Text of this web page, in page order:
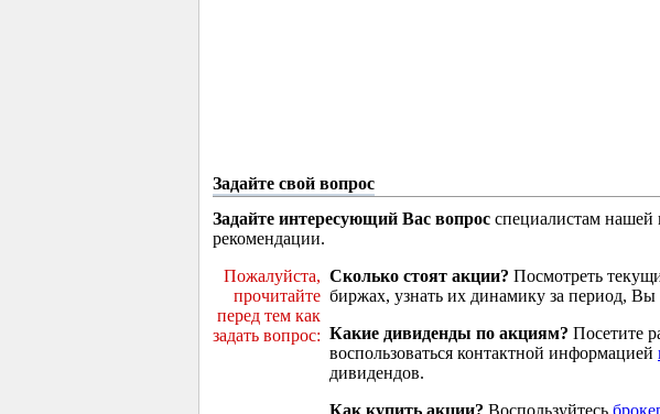
Задайте свой вопрос
Задайте интересующий Вас вопрос специалистам
рекомендации.
Пожалуйста,
прочитайте
перед тем как
задать вопрос:
Сколько стоят акции? Посмотреть
биржах, узнать их динамику за период, Вы
Какие дивиденды по акциям? Посетите
воспользоваться контактной информацией
дивидендов.
Как купить акции? Воспользуйтесь